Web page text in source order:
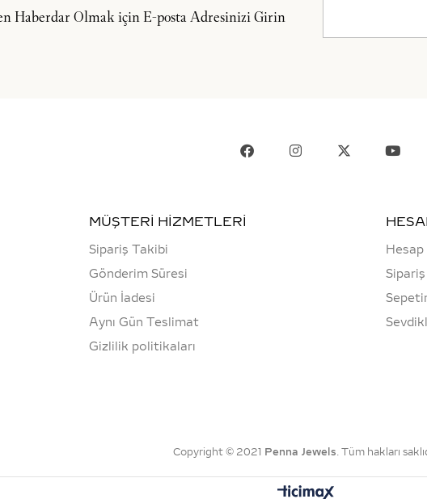
Haberdar Olmak için E-posta Adresinizi Girin
MÜŞTERİ HİZMETLERİ
Sipariş Takibi
Gönderim Süresi
Ürün İadesi
Aynı Gün Teslimat
Gizlilik politikaları
Copyright © 2021 Penna Jewels . Tüm hakları